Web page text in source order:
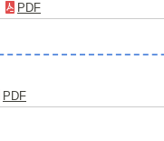
PDF
PDF